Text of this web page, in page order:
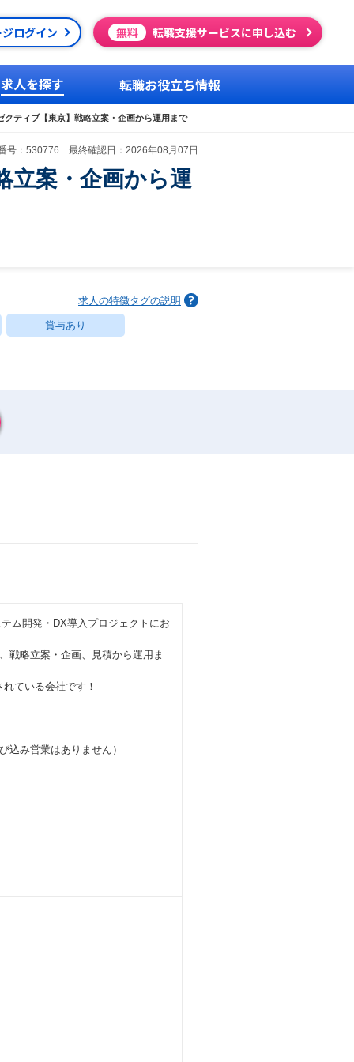
ログイン 無料 転職支援サービスに申し込む
求人を探す 転職お役立ち情報
クティブ【東京】戦略立案・企画から運用まで
号：530776 最終確認日：2026年08月07日
立案・企画から運
求人の特徴タグの説明
賞与あり
ム開発・DX導入プロジェクトにお
戦略立案・企画、見積から運用ま
ている会社です！
込み営業はありません）